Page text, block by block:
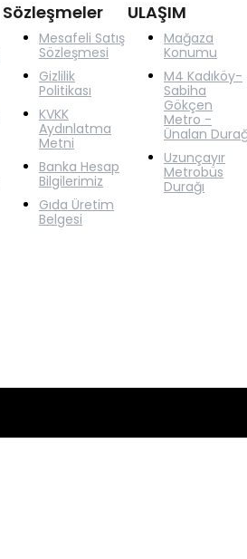
Sözleşmeler
Mesafeli Satış
Sözleşmesi
Gizlilik
Politikası
KVKK
Aydınlatma
Metni
Banka Hesap
Bilgilerimiz
Gıda Üretim
Belgesi
ULAŞIM
Mağaza
Konumu
M4 Kadıköy-
Sabiha
Gökçen
Metro -
Ünalan
Uzunçayır
Metrobüs
Durağı